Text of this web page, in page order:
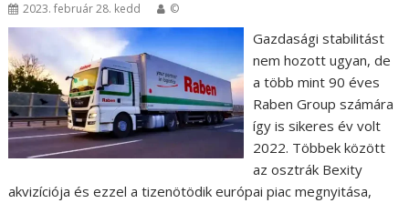
2023. február 28. kedd ©
Gazdasági stabilitást
nem hozott ugyan, de
a több mint 90 éves
Raben Group számára
így is sikeres év volt
2022. Többek között
az osztrák Bexity
akvizíciója és ezzel a tizenötödik európai piac megnyitása,